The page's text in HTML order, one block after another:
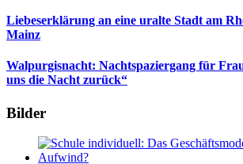
Liebeserklärung an eine uralte Stadt am
Mainz
Walpurgisnacht: Nachtspaziergang für
uns die Nacht zurück“
Bilder